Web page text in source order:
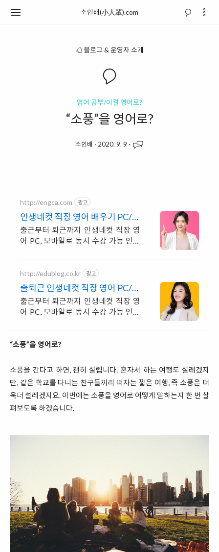
소인배(小人輩).com
블로그 & 운영자 소개
영어 공부/이걸 영어로?
“소풍”을 영어로?
소인배 · 2020. 9. 9 ·
http://engca.com 광고
인생네컷 직장 영어 배우기 PC/스
마트폰 동영상강의
출근부터 퇴근까지 인생네컷 직장 영
어 PC, 모바일로 동시 수강 가능 인강
http://edublog.co.kr 광고
출퇴근 인생네컷 직장 영어 PC/스
마트폰 동영상강의
출근부터 퇴근까지 인생네컷 직장 영
어 PC, 모바일로 동시 수강 가능 인강
“소풍”을 영어로?
소풍을 간다고 하면, 괜히 설렙니다. 혼자서 하는 여행도 설레겠지
만, 같은 학교를 다니는 친구들끼리 떠자는 짧은 여행, 즉 소풍은 더
욱더 설레겠지요. 이번에는 소풍을 영어로 어떻게 말하는지 한 번 살
펴보도록 하겠습니다.